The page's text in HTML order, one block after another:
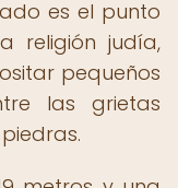
es el punto
religión judía,
pequeños
las grietas